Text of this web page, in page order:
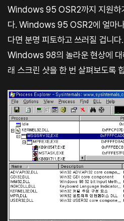
Windows 95 OSR2까지 지원하
다. Windows 95 OSR2에 얼마
다면 분명 피토하고 쓰러질 겁니
Windows 98의 놀라운 현상에
래 스크린 샷을 한 번 살펴보도록